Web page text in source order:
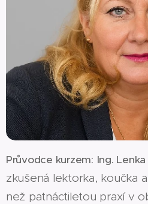
Průvodce kurzem: Ing.
zkušená lektorka, koučka
než patnáctiletou praxí v